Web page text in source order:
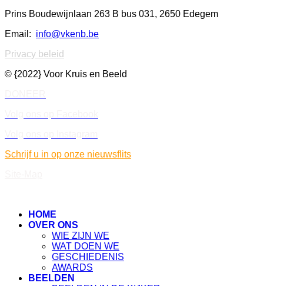
Prins Boudewijnlaan 263 B bus 031, 2650 Edegem
Email: info@vkenb.be
Privacy beleid
© {2022} Voor Kruis en Beeld
Schrijf u in op onze nieuwsflits
HOME
OVER ONS
WIE ZIJN WE
WAT DOEN WE
GESCHIEDENIS
AWARDS
BEELDEN